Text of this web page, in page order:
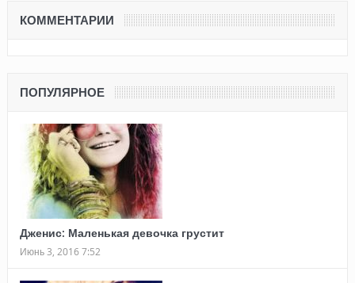
КОММЕНТАРИИ
ПОПУЛЯРНОЕ
Дженис: Маленькая девочка грустит
Июнь 3, 2016 7:52